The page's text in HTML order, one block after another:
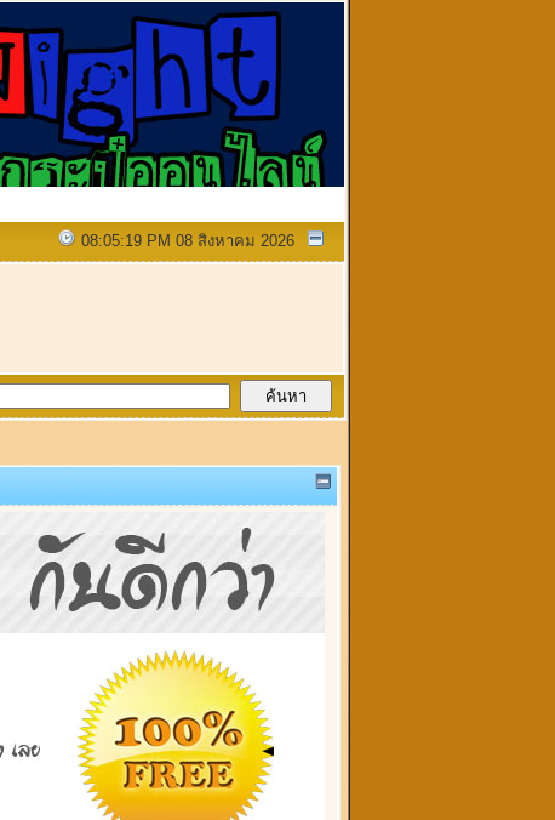
08:05:19 PM 08 สิงหาคม 2026